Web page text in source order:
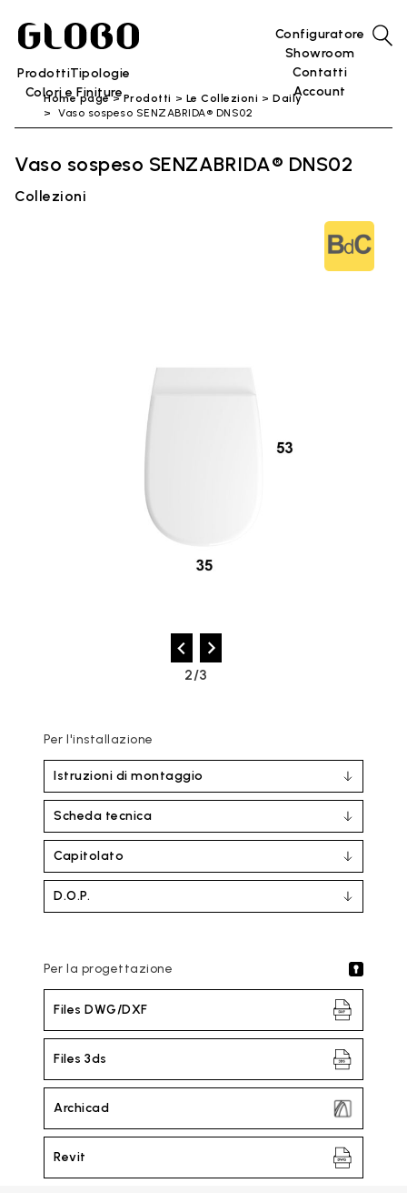
ProdottiTipologie
Colori e Finiture
Configuratore
Showroom
Contatti
Account
Home page Prodotti Le Collezioni
Daily
Vaso sospeso SENZABRIDA® DNS02
Vaso sospeso SENZABRIDA® DNS02
Collezioni
2/3
Per l'installazione
Istruzioni di montaggio
Scheda tecnica
Capitolato
D.O.P.
Per la progettazione
Files DWG/DXF
Files 3ds
Archicad
Revit